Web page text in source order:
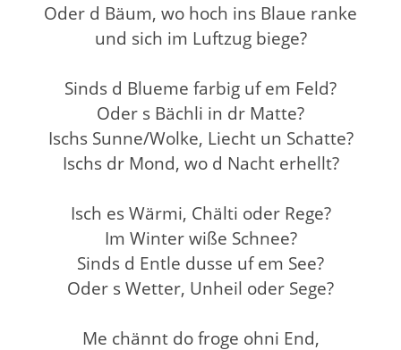
Oder d Bäum, wo hoch ins Blaue ranke
und sich im Luftzug biege?
Sinds d Blueme farbig uf em Feld?
Oder s Bächli in dr Matte?
Ischs Sunne/Wolke, Liecht un Schatte?
Ischs dr Mond, wo d Nacht erhellt?
Isch es Wärmi, Chälti oder Rege?
Im Winter wiße Schnee?
Sinds d Entle dusse uf em See?
Oder s Wetter, Unheil oder Sege?
Me chännt do froge ohni End,